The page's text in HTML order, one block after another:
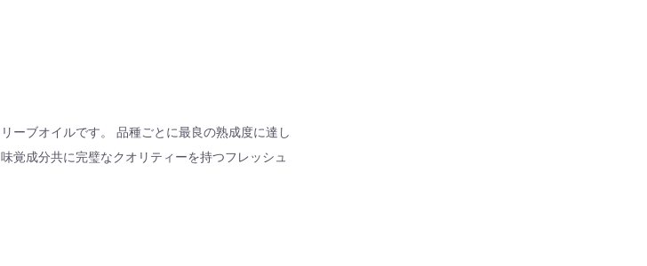
ーブオイルです。 品種ごとに最良の熟成度に達し
覚成分共に完璧なクオリティーを持つフレッシュ